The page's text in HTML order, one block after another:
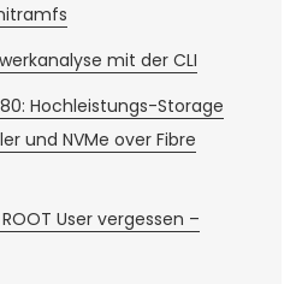
mit der CLI
Hochleistungs-Storage
und NVMe over Fibre
User vergessen –